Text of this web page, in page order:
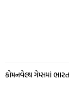
કોમનવેલ્થ ગેમ્સમાં